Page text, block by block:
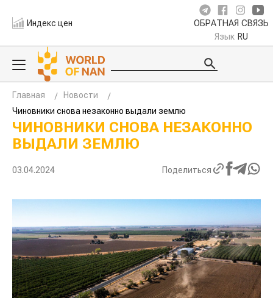
Индекс цен ОБРАТНАЯ СВЯЗЬ
Язык RU
Главная
Новости
Чиновники снова незаконно выдали землю
ЧИНОВНИКИ СНОВА НЕЗАКОННО
ВЫДАЛИ ЗЕМЛЮ
03.04.2024 Поделиться